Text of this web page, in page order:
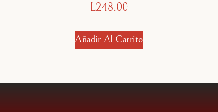
L248.00
Añadir Al Carrito